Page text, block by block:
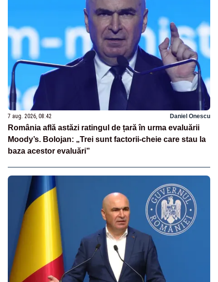
7 aug. 2026, 08:42 Daniel Onescu
România află astăzi ratingul de țară în urma evaluării
Moody’s. Bolojan: „Trei sunt factorii-cheie care stau la
baza acestor evaluări”